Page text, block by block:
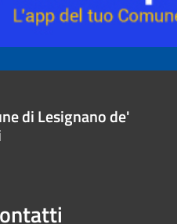
di Lesignano de'